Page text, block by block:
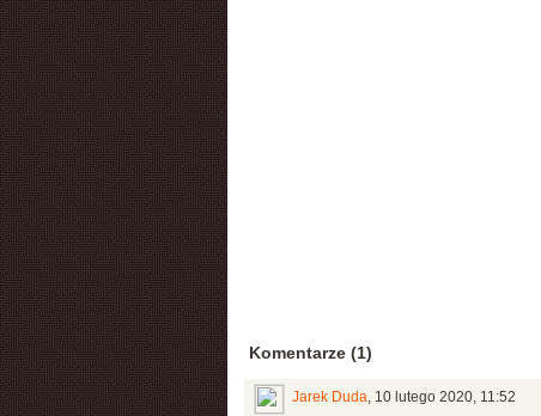
Komentarze (1)
Jarek Duda, 10 lutego 2020, 11:52